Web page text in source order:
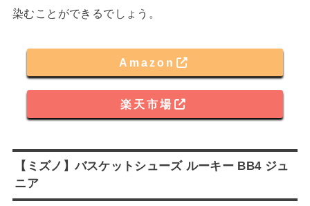
染むことができるでしょう。
Amazon
楽天市場
【ミズノ】バスケットシューズ ルーキー BB4 ジュ
ニア